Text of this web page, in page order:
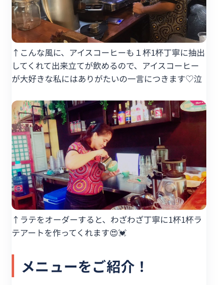
↑こんな風に、アイスコーヒーも１杯1杯丁寧に抽出
してくれて出来立てが飲めるので、アイスコーヒー
が大好きな私にはありがたいの一言につきます♡泣
↑ラテをオーダーすると、わざわざ丁寧に1杯1杯ラ
テアートを作ってくれます😍💓
メニューをご紹介！